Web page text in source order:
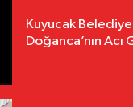
Kuyucak Belediye
Doğanca’nın Acı